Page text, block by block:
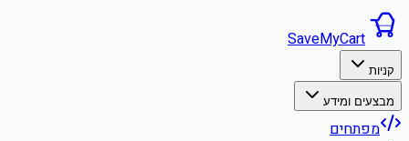
SaveMyCart
קניות
מבצעים ומידע
מפתחים